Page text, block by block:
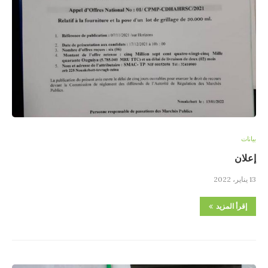
بيانات
إعلان
13 يناير، 2022
إقرأ المزيد